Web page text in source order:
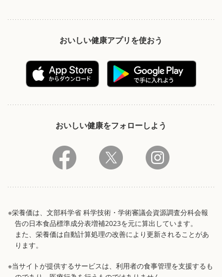
おいしい健康アプリを使おう
おいしい健康をフォローしよう
※栄養価は、文部科学省 科学技術・学術審議会資源調査分科会報
告の日本食品標準成分表増補2023を元に算出しています。
また、栄養価は自動計算処理の改善により更新されることがあ
ります。
※当サイトが提供するサービスは、利用者の食事管理を支援するも